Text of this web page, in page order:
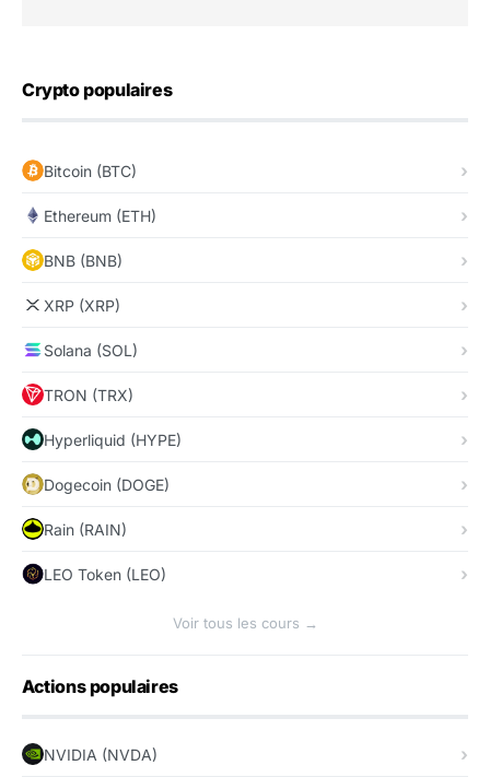
Crypto populaires
Bitcoin (BTC)
Ethereum (ETH)
BNB (BNB)
XRP (XRP)
Solana (SOL)
TRON (TRX)
Hyperliquid (HYPE)
Dogecoin (DOGE)
Rain (RAIN)
LEO Token (LEO)
Voir tous les cours →
Actions populaires
NVIDIA (NVDA)